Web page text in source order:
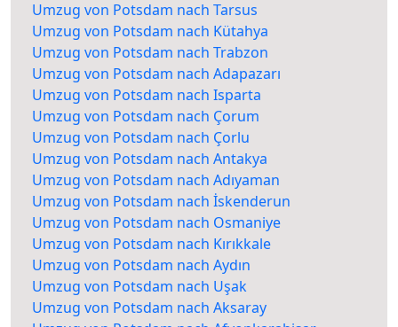
Umzug von Potsdam nach Tarsus
Umzug von Potsdam nach Kütahya
Umzug von Potsdam nach Trabzon
Umzug von Potsdam nach Adapazarı
Umzug von Potsdam nach Isparta
Umzug von Potsdam nach Çorum
Umzug von Potsdam nach Çorlu
Umzug von Potsdam nach Antakya
Umzug von Potsdam nach Adıyaman
Umzug von Potsdam nach İskenderun
Umzug von Potsdam nach Osmaniye
Umzug von Potsdam nach Kırıkkale
Umzug von Potsdam nach Aydın
Umzug von Potsdam nach Uşak
Umzug von Potsdam nach Aksaray